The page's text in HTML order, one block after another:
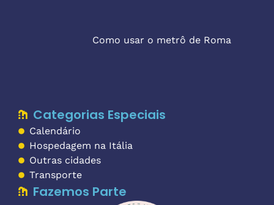
Como usar o metrô de Roma
Categorias Especiais
Calendário
Hospedagem na Itália
Outras cidades
Transporte
Fazemos Parte